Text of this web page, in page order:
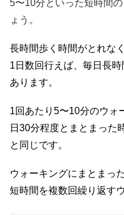
5〜10分といった短時間
ょう。
長時間歩く時間がとれな
1日数回行えば、毎日長
あります。
1回あたり5〜10分のウォ
日30分程度とまとまった
と同じです。
ウォーキングにまとまっ
短時間を複数回繰り返す